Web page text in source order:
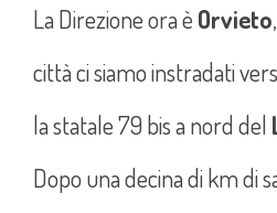
La Direzione ora è Orvieto
città ci siamo instradati
la statale 79 bis a nord del
Dopo una decina di km di